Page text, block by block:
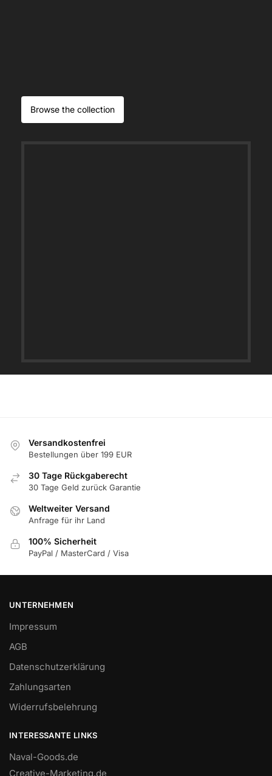
Browse the collection
Versandkostenfrei
Bestellungen über 199 EUR
30 Tage Rückgaberecht
30 Tage Geld zurück Garantie
Weltweiter Versand
Anfrage für ihr Land
100% Sicherheit
PayPal / MasterCard / Visa
UNTERNEHMEN
Impressum
AGB
Datenschutzerklärung
Zahlungsarten
Widerrufsbelehrung
INTERESSANTE LINKS
Naval-Goods.de
Creative-Marketing.de